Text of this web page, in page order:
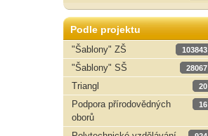
Podle projektu
"Šablony" ZŠ
103843
"Šablony" SŠ 28067
Triangl 20
Podpora přírodovědných
oborů
16